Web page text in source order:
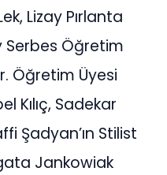
Lizay Pırlanta
Öğretim
Öğretim Üyesi
Kılıç, Sadekar
Şadyan’ın Stilist
Jankowiak